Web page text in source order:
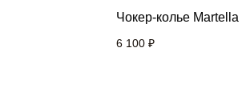
Чокер-колье Martella
6 100 ₽